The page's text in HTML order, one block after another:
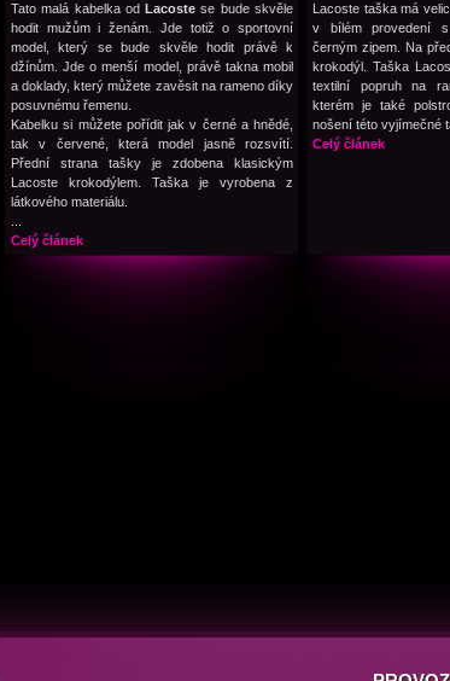
Tato malá kabelka odLacoste se bude skvěle
hodit mužům i ženám. Jde totiž o sportovní
model, který se bude skvěle hodit právě k
džínům. Jde o menší model, právě takna mobil
a doklady, který můžete zavěsit na rameno díky
posuvnému řemenu.
Kabelku si můžete pořídit jak v černé a hnědé,
tak v červené, která model jasně rozsvítí.
Přední strana tašky je zdobena klasickým
Lacoste krokodýlem. Taška je vyrobena z
látkového materiálu.
Celý článek
Lacoste taška má
v bílém provedení
černým zipem. Na
krokodýl. Taška
textilní popruh na
kterém je také
nošení této vyjímečné
Celý článek